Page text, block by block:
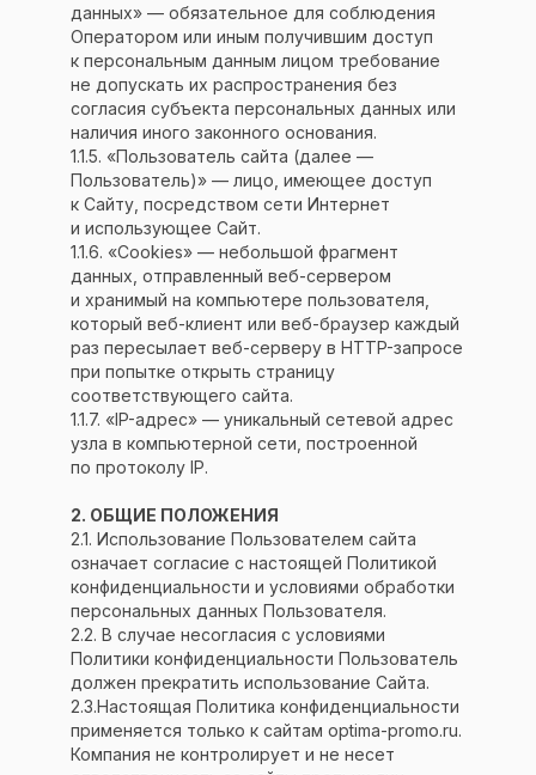
данных» — обязательное для соблюдения
Оператором или иным получившим доступ
к персональным данным лицом требование
не допускать их распространения без
согласия субъекта персональных данных или
наличия иного законного основания.
1.1.5. «Пользователь сайта (далее —
Пользователь)» — лицо, имеющее доступ
к Сайту, посредством сети Интернет
и использующее Сайт.
1.1.6. «Cookies» — небольшой фрагмент
данных, отправленный веб-сервером
и хранимый на компьютере пользователя,
который веб-клиент или веб-браузер каждый
раз пересылает веб-серверу в HTTP-запросе
при попытке открыть страницу
соответствующего сайта.
1.1.7. «IP-адрес» — уникальный сетевой адрес
узла в компьютерной сети, построенной
по протоколу IP.
2. ОБЩИЕ ПОЛОЖЕНИЯ
2.1. Использование Пользователем сайта
означает согласие с настоящей Политикой
конфиденциальности и условиями обработки
персональных данных Пользователя.
2.2. В случае несогласия с условиями
Политики конфиденциальности Пользователь
должен прекратить использование Сайта.
2.3.Настоящая Политика конфиденциальности
применяется только к сайтам optima-promo.ru.
Компания не контролирует и не несет